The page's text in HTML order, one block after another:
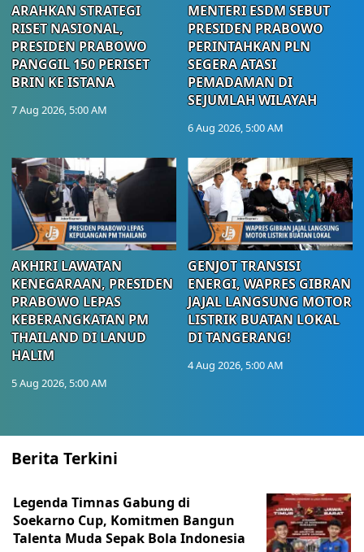
ARAHKAN STRATEGI
RISET NASIONAL,
PRESIDEN PRABOWO
PANGGIL 150 PERISET
BRIN KE ISTANA
7 Aug 2026, 5:00 AM
MENTERI ESDM SEBUT
PRESIDEN PRABOWO
PERINTAHKAN PLN
SEGERA ATASI
PEMADAMAN DI
SEJUMLAH WILAYAH
6 Aug 2026, 5:00 AM
AKHIRI LAWATAN
KENEGARAAN, PRESIDEN
PRABOWO LEPAS
KEBERANGKATAN PM
THAILAND DI LANUD
HALIM
5 Aug 2026, 5:00 AM
GENJOT TRANSISI
ENERGI, WAPRES GIBRAN
JAJAL LANGSUNG MOTOR
LISTRIK BUATAN LOKAL
DI TANGERANG!
4 Aug 2026, 5:00 AM
Berita Terkini
Legenda Timnas Gabung di
Soekarno Cup, Komitmen Bangun
Talenta Muda Sepak Bola Indonesia